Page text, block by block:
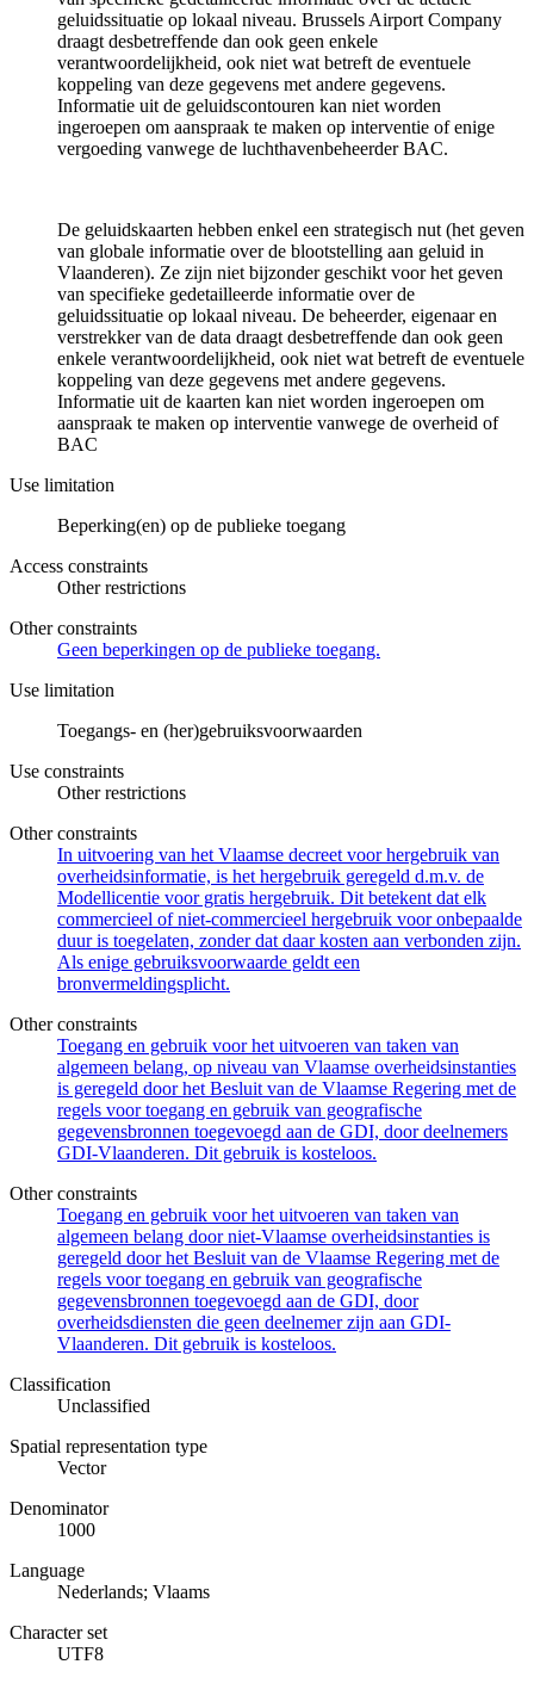
geluidssituatie op lokaal niveau. Brussels Airport Company
draagt desbetreffende dan ook geen enkele
verantwoordelijkheid, ook niet wat betreft de eventuele
koppeling van deze gegevens met andere gegevens.
Informatie uit de geluidscontouren kan niet worden
ingeroepen om aanspraak te maken op interventie of enige
vergoeding vanwege de luchthavenbeheerder BAC.
De geluidskaarten hebben enkel een strategisch nut (het geven
van globale informatie over de blootstelling aan geluid in
Vlaanderen). Ze zijn niet bijzonder geschikt voor het geven
van specifieke gedetailleerde informatie over de
geluidssituatie op lokaal niveau. De beheerder, eigenaar en
verstrekker van de data draagt desbetreffende dan ook geen
enkele verantwoordelijkheid, ook niet wat betreft de eventuele
koppeling van deze gegevens met andere gegevens.
Informatie uit de kaarten kan niet worden ingeroepen om
aanspraak te maken op interventie vanwege de overheid of
BAC
Use limitation
Beperking(en) op de publieke toegang
Access constraints
Other restrictions
Other constraints
Geen beperkingen op de publieke toegang.
Use limitation
Toegangs- en (her)gebruiksvoorwaarden
Use constraints
Other restrictions
Other constraints
In uitvoering van het Vlaamse decreet voor hergebruik van
overheidsinformatie, is het hergebruik geregeld d.m.v. de
Modellicentie voor gratis hergebruik. Dit betekent dat elk
commercieel of niet-commercieel hergebruik voor onbepaalde
duur is toegelaten, zonder dat daar kosten aan verbonden zijn.
Als enige gebruiksvoorwaarde geldt een
bronvermeldingsplicht.
Other constraints
Toegang en gebruik voor het uitvoeren van taken van
algemeen belang, op niveau van Vlaamse overheidsinstanties
is geregeld door het Besluit van de Vlaamse Regering met de
regels voor toegang en gebruik van geografische
gegevensbronnen toegevoegd aan de GDI, door deelnemers
GDI-Vlaanderen. Dit gebruik is kosteloos.
Other constraints
Toegang en gebruik voor het uitvoeren van taken van
algemeen belang door niet-Vlaamse overheidsinstanties is
geregeld door het Besluit van de Vlaamse Regering met de
regels voor toegang en gebruik van geografische
gegevensbronnen toegevoegd aan de GDI, door
overheidsdiensten die geen deelnemer zijn aan GDI-
Vlaanderen. Dit gebruik is kosteloos.
Classification
Unclassified
Spatial representation type
Vector
Denominator
1000
Language
Nederlands; Vlaams
Character set
UTF8